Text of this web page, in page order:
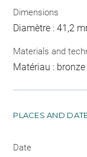
Dimensions
Diamètre : 41,2
Materials and
Matériau : bronze
PLACES AND
Date